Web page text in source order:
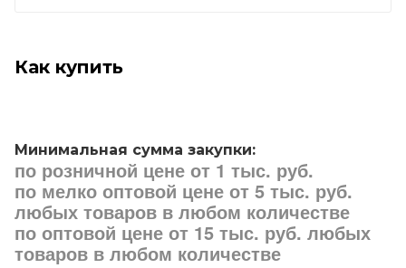
Как купить
Минимальная сумма закупки:
по розничной цене от 1 тыс. руб.
по мелко оптовой цене от 5 тыс. руб.
любых товаров в любом количестве
по оптовой цене от 15 тыс. руб. любых
товаров в любом количестве